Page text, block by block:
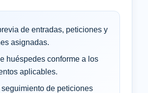
de entradas, peticiones y
asignadas.
huéspedes conforme a los
aplicables.
de peticiones